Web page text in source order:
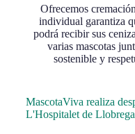
Ofrecemos
individual garantiza
podrá recibir sus
varias mascotas
sostenible y
MascotaViva realiza
L'Hospitalet de